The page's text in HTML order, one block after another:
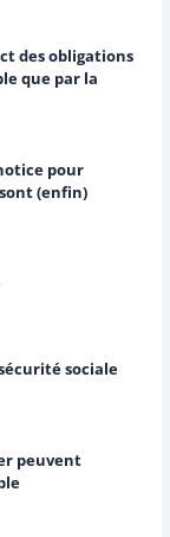
des obligations
que par la
pour
(enfin)
sociale
peuvent